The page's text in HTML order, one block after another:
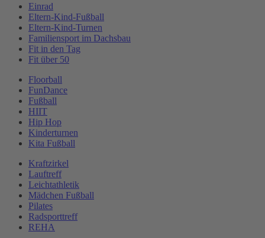
Einrad
Eltern-Kind-Fußball
Eltern-Kind-Turnen
Familiensport im Dachsbau
Fit in den Tag
Fit über 50
Floorball
FunDance
Fußball
HIIT
Hip Hop
Kinderturnen
Kita Fußball
Kraftzirkel
Lauftreff
Leichtathletik
Mädchen Fußball
Pilates
Radsporttreff
REHA